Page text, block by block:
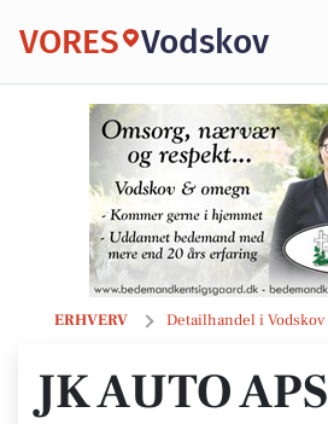
VORES Vodskov
ERHVERV Detailhandel i Vodskov
JK Auto ApS
JK AUTO APS